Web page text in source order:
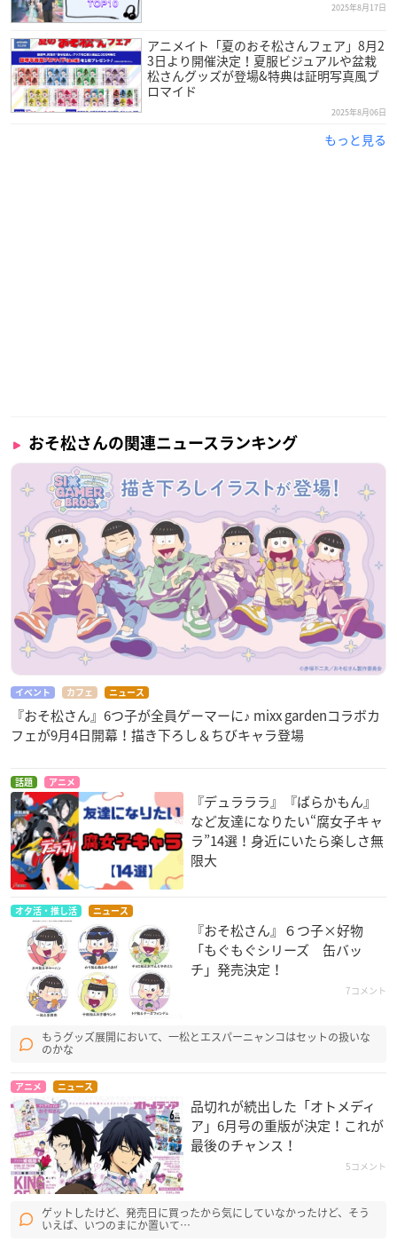
2025年8月17日
アニメイト「夏のおそ松さんフェア」8月2
3日より開催決定！夏服ビジュアルや盆栽
松さんグッズが登場&特典は証明写真風ブ
ロマイド
2025年8月06日
もっと見る
おそ松さんの関連ニュースランキング
イベント カフェ ニュース
『おそ松さん』6つ子が全員ゲーマーに♪ mixx gardenコラボカ
フェが9月4日開幕！描き下ろし＆ちびキャラ登場
話題 アニメ
『デュラララ』『ばらかもん』
など友達になりたい“腐女子キャ
ラ”14選！身近にいたら楽しさ無
限大
オタ活・推し活 ニュース
『おそ松さん』６つ子×好物
「もぐもぐシリーズ 缶バッ
チ」発売決定！
7コメント
もうグッズ展開において、一松とエスパーニャンコはセットの扱いな
のかな
アニメ ニュース
品切れが続出した「オトメディ
ア」6月号の重版が決定！これが
最後のチャンス！
5コメント
ゲットしたけど、発売日に買ったから気にしていなかったけど、そう
いえば、いつのまにか置いて…